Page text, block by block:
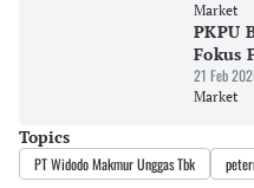
Market
PKPU
Fokus
21 Feb
Market
Topics
PT Widodo Makmur Unggas Tbk